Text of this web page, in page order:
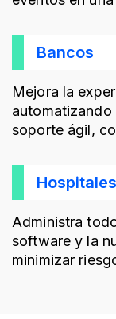
Bancos
Mejora la
soporte ágil,
Hospitales
Administra
software y la
minimizar